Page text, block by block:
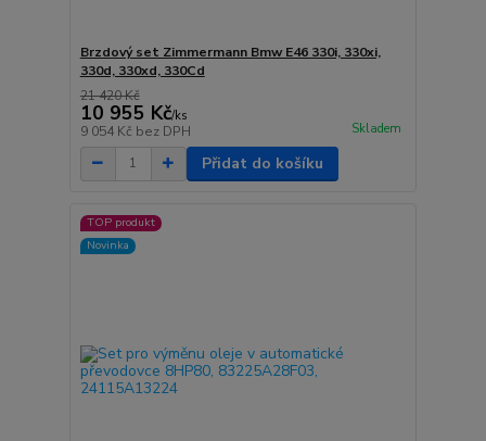
Brzdový set Zimmermann Bmw E46 330i, 330xi,
330d, 330xd, 330Cd
21 420 Kč
10 955 Kč/ks
9 054 Kč bez DPH Skladem
Přidat do košíku
TOP produkt
Novinka